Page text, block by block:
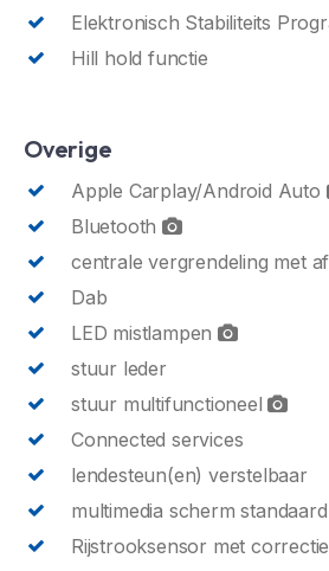
Elektronisch Stabiliteits
Hill hold functie
Overige
Apple Carplay/Android Auto
Bluetooth
centrale vergrendeling met
Dab
LED mistlampen
stuur leder
stuur multifunctioneel
Connected services
lendesteun(en) verstelbaar
multimedia scherm standaard
Rijstrooksensor met correctie